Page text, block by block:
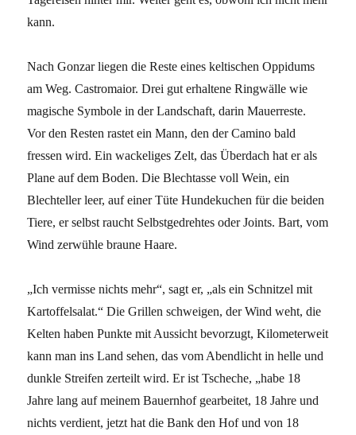
kann.
Nach Gonzar liegen die Reste eines keltischen Oppidums
am Weg. Castromaior. Drei gut erhaltene Ringwälle wie
magische Symbole in der Landschaft, darin Mauerreste.
Vor den Resten rastet ein Mann, den der Camino bald
fressen wird. Ein wackeliges Zelt, das Überdach hat er als
Plane auf dem Boden. Die Blechtasse voll Wein, ein
Blechteller leer, auf einer Tüte Hundekuchen für die beiden
Tiere, er selbst raucht Selbstgedrehtes oder Joints. Bart, vom
Wind zerwühle braune Haare.
„Ich vermisse nichts mehr“, sagt er, „als ein Schnitzel mit
Kartoffelsalat.“ Die Grillen schweigen, der Wind weht, die
Kelten haben Punkte mit Aussicht bevorzugt, Kilometerweit
kann man ins Land sehen, das vom Abendlicht in helle und
dunkle Streifen zerteilt wird. Er ist Tscheche, „habe 18
Jahre lang auf meinem Bauernhof gearbeitet, 18 Jahre und
nichts verdient, jetzt hat die Bank den Hof und von 18